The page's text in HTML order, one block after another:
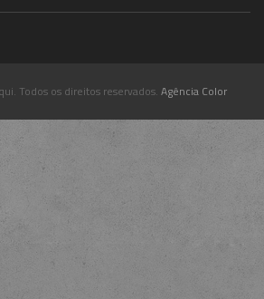
Todos os direitos reservados. Agência Color